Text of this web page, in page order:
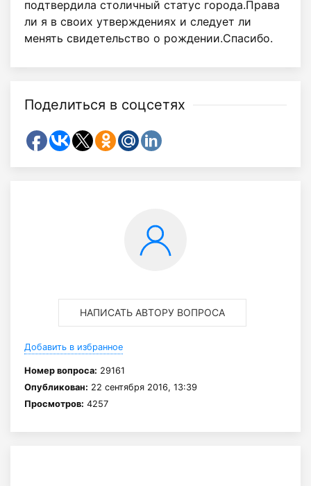
подтвердила столичный статус города.Права
ли я в своих утверждениях и следует ли
менять свидетельство о рождении.Спасибо.
Поделиться в соцсетях
НАПИСАТЬ АВТОРУ ВОПРОСА
Добавить в избранное
Номер вопроса: 29161
Опубликован: 22 сентября 2016, 13:39
Просмотров: 4257